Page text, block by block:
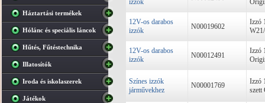
Háztartási termékek
Hólánc és speciális láncok
Hűtés, Fűtéstechnika
Illatosítók
Iroda és iskolaszerek
Játékok
izzók
12V-os darabos
izzók
N00019602
Izzó
12V-os darabos
izzók
N00012491
Izzó
Színes izzók
járművekhez
N00001769
Izzó
szett